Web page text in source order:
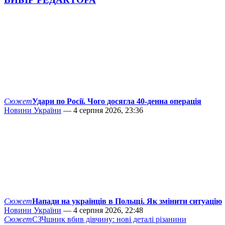
СюжетУдари по Росії. Чого досягла 40-денна операція
Новини України — 4 серпня 2026, 23:36
СюжетНапади на українців в Польщі. Як змінити ситуацію
Новини України — 4 серпня 2026, 22:48
СюжетСЗЧшник вбив дівчину: нові деталі різанини